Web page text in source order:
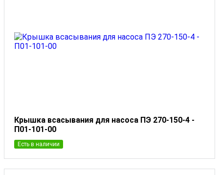
Крышка всасывания для насоса ПЭ 270-150-4 -
П01-101-00
Есть в наличии